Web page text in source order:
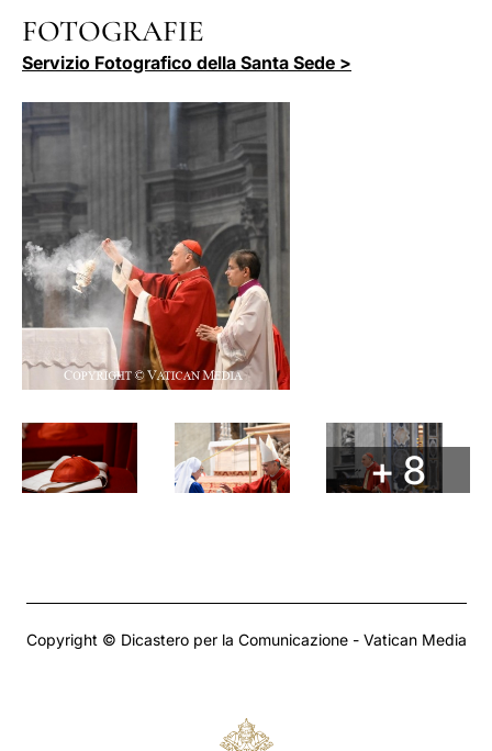
FOTOGRAFIE
Servizio Fotografico della Santa Sede >
+ 8
Copyright © Dicastero per la Comunicazione - Vatican Media